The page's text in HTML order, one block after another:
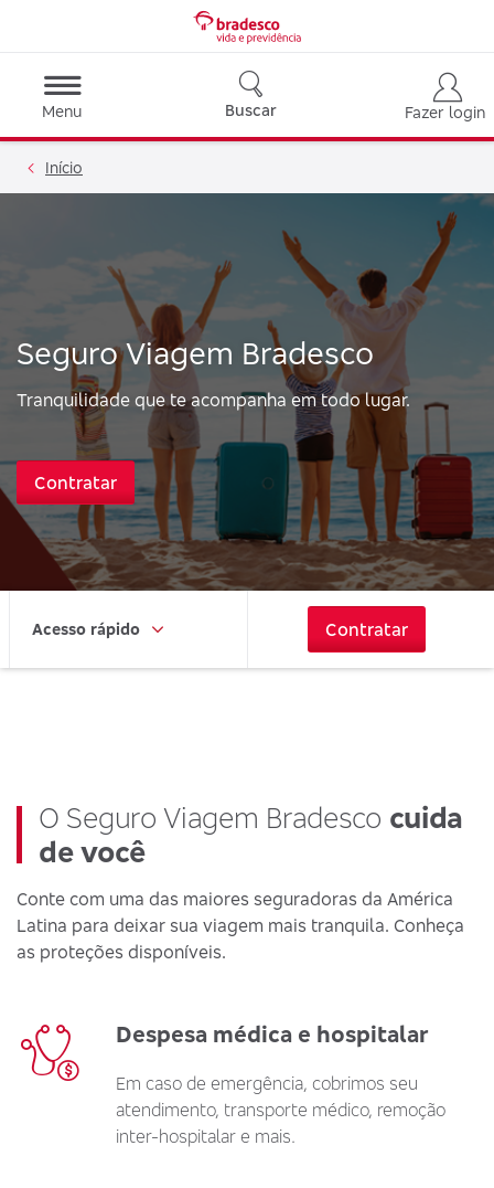
Menu Buscar Fazer login
Início
Seguro Viagem Bradesco
Tranquilidade que te acompanha em todo lugar.
Contratar
Acesso rápido Contratar
O Seguro Viagem Bradesco cuida
de você
Conte com uma das maiores seguradoras da América
Latina para deixar sua viagem mais tranquila. Conheça
as proteções disponíveis.
Despesa médica e hospitalar
Em caso de emergência, cobrimos seu
atendimento, transporte médico, remoção
inter-hospitalar e mais.